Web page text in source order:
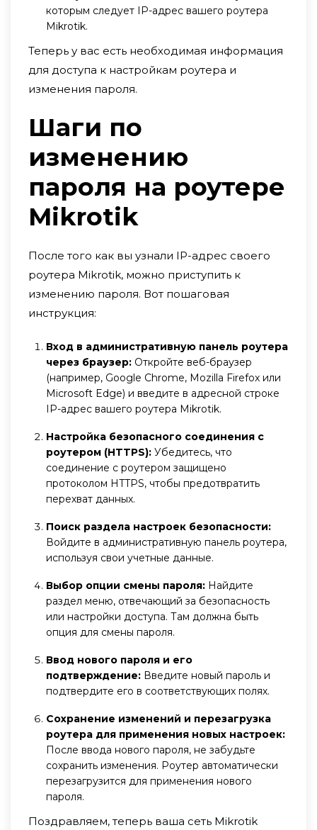
которым следует IP-адрес вашего роутера
Mikrotik.
Теперь у вас есть необходимая информация
для доступа к настройкам роутера и
изменения пароля.
Шаги по
изменению
пароля на роутере
Mikrotik
После того как вы узнали IP-адрес своего
роутера Mikrotik, можно приступить к
изменению пароля. Вот пошаговая
инструкция:
Вход в административную панель роутера
через браузер: Откройте веб-браузер
(например, Google Chrome, Mozilla Firefox или
Microsoft Edge) и введите в адресной строке
IP-адрес вашего роутера Mikrotik.
Настройка безопасного соединения с
роутером (HTTPS): Убедитесь, что
соединение с роутером защищено
протоколом HTTPS, чтобы предотвратить
перехват данных.
Поиск раздела настроек безопасности:
Войдите в административную панель роутера,
используя свои учетные данные.
Выбор опции смены пароля: Найдите
раздел меню, отвечающий за безопасность
или настройки доступа. Там должна быть
опция для смены пароля.
Ввод нового пароля и его
подтверждение: Введите новый пароль и
подтвердите его в соответствующих полях.
Сохранение изменений и перезагрузка
роутера для применения новых настроек:
После ввода нового пароля, не забудьте
сохранить изменения. Роутер автоматически
перезагрузится для применения нового
пароля.
Поздравляем, теперь ваша сеть Mikrotik